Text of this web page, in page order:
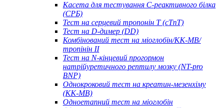
Касета для тестування С-реактивного білка
(СРБ)
Тест на серцевий тропонін Т (cTnT)
Тест на D-димер (DD)
Комбінований тест на міоглобін/КК-МВ/
тропінін II
Тест на N-кінцевий прогормон
натрійуретичного рептилу мозку (NT-pro
BNP)
Однокроковий тест на креатин-мезенхіму
(КК-МВ)
Одноетапний тест на міоглобін